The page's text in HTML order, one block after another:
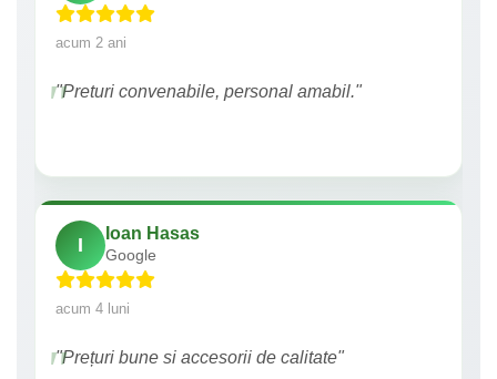
acum 2 ani
"Preturi convenabile, personal amabil."
I
Ioan Hasas
Google
acum 4 luni
"Prețuri bune si accesorii de calitate"